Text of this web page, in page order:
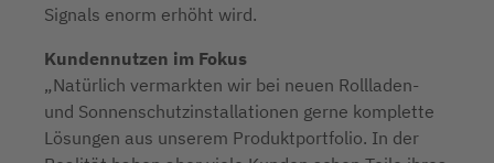
Signals enorm erhöht wird.
Kundennutzen im Fokus
„Natürlich vermarkten wir bei neuen Rollladen-
und Sonnenschutzinstallationen gerne komplette
Lösungen aus unserem Produktportfolio. In der